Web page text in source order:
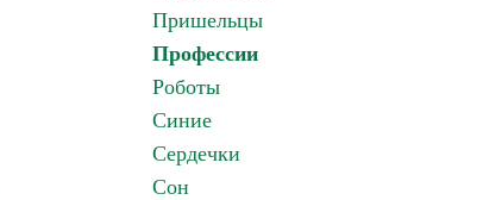
Пришельцы
Профессии
Роботы
Синие
Сердечки
Сон